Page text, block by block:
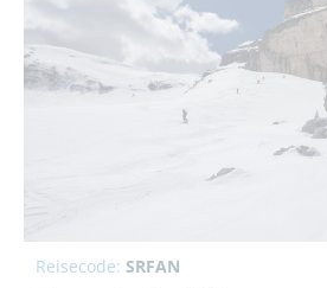
Reisecode: SRFAN